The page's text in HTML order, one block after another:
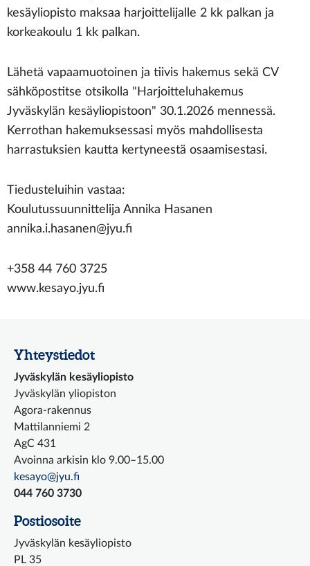
kesäyliopisto maksaa harjoittelijalle 2 kk palkan ja
korkeakoulu 1 kk palkan.
Lähetä vapaamuotoinen ja tiivis hakemus sekä CV
sähköpostitse otsikolla "Harjoitteluhakemus
Jyväskylän kesäyliopistoon" 30.1.2026 mennessä.
Kerrothan hakemuksessasi myös mahdollisesta
harrastuksien kautta kertyneestä osaamisestasi.
Tiedusteluihin vastaa:
Koulutussuunnittelija Annika Hasanen
annika.i.hasanen@jyu.fi
+358 44 760 3725
www.kesayo.jyu.fi
Yhteystiedot
Jyväskylän kesäyliopisto
Jyväskylän yliopiston
Agora-rakennus
Mattilanniemi 2
AgC 431
Avoinna arkisin klo 9.00–15.00
kesayo@jyu.fi
044 760 3730
Postiosoite
Jyväskylän kesäyliopisto
PL 35